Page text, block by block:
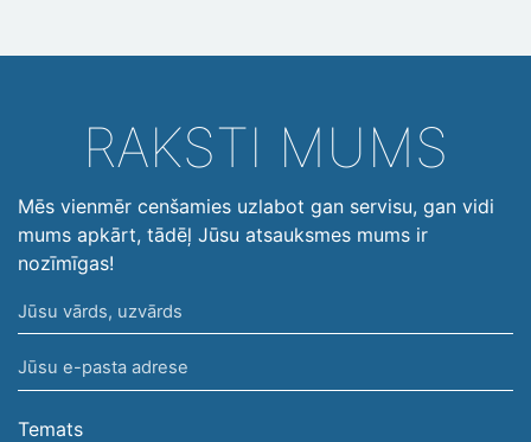
RAKSTI MUMS
Mēs vienmēr cenšamies uzlabot gan servisu, gan vidi
mums apkārt, tādēļ Jūsu atsauksmes mums ir
nozīmīgas!
Jūsu
vārds,
uzvārds
Jūsu
e-
pasta
Temats